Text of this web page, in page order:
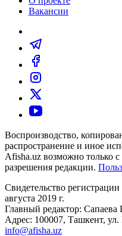
Вакансии
Воспроизводство,
распространение и иное
Afisha.uz возможно только
разрешения редакции.
Свидетельство
августа 2019 г.
Главный редактор: Сапаева
Адрес: 100007, Ташкент,
info@afisha.uz